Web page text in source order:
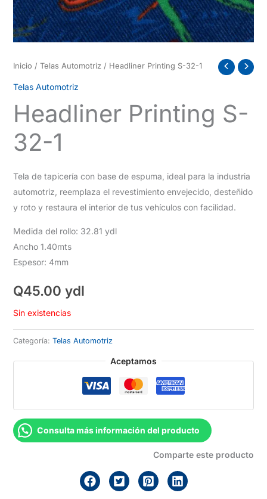
Inicio / Telas Automotriz/ Headliner Printing S-32-1
Telas Automotriz
Headliner Printing S-
32-1
Tela de tapicería con base de espuma, ideal para la industria
automotriz, reemplaza el revestimiento envejecido, desteñido
y roto y restaura el interior de tus vehículos con facilidad.
Medida del rollo: 32.81 ydl
Ancho 1.40mts
Espesor: 4mm
Q45.00 ydl
Sin existencias
Categoría: Telas Automotriz
Aceptamos
Consulta más información del producto
Comparte este producto